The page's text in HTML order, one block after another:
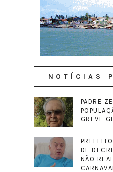
NOTÍCIAS
PADRE
GREVE
DE
NÃO